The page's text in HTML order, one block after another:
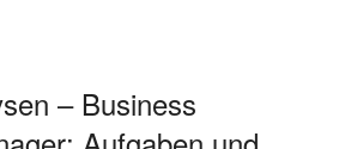
– Business